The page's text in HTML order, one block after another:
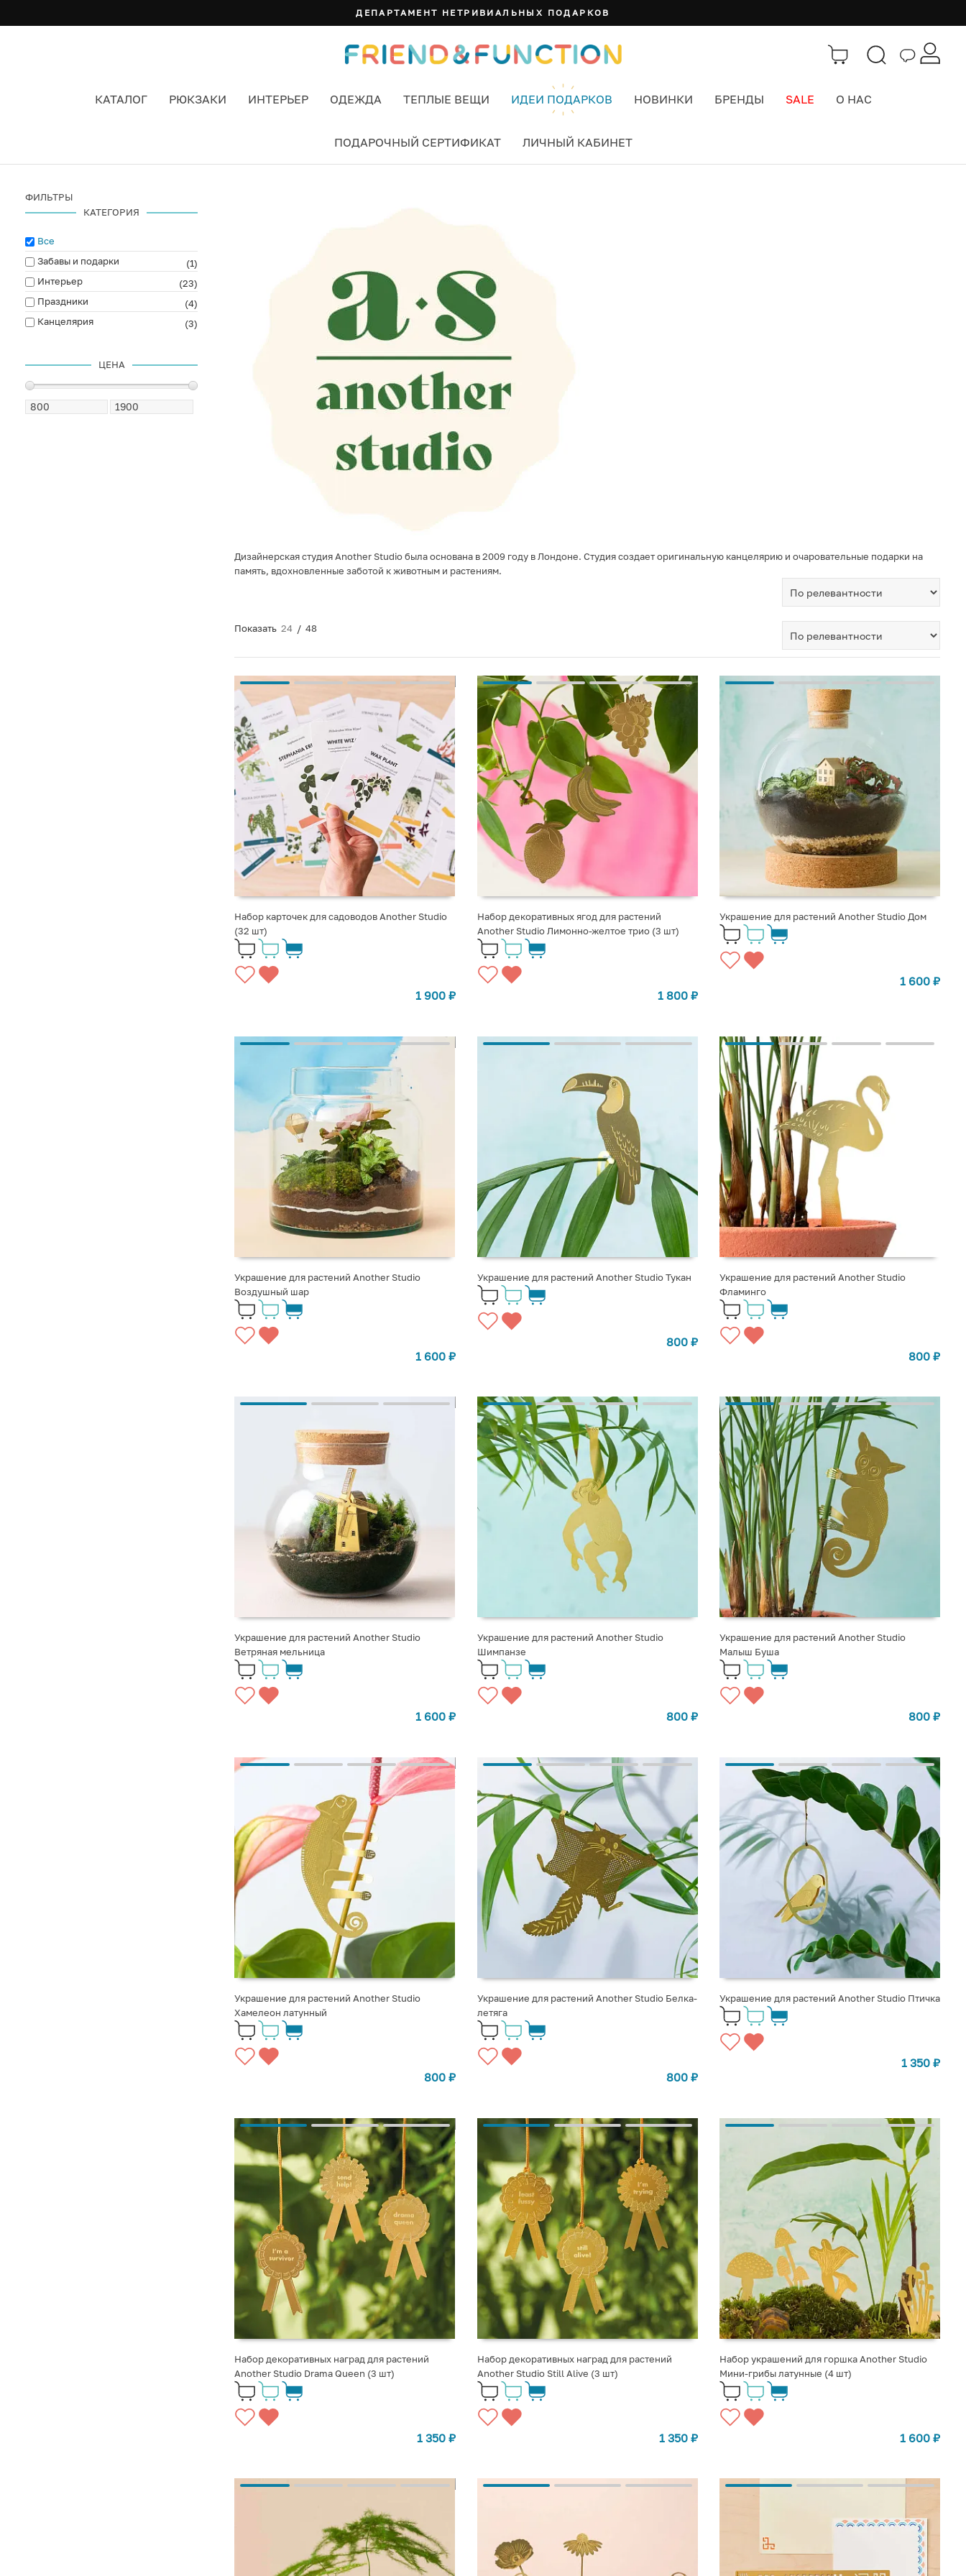
ДЕПАРТАМЕНТ НЕТРИВИАЛЬНЫХ ПОДАРКОВ
КАТАЛОГ РЮКЗАКИ ИНТЕРЬЕР ОДЕЖДА ТЕПЛЫЕ ВЕЩИ ИДЕИ ПОДАРКОВ НОВИНКИ БРЕНДЫ SALE О НАС
ПОДАРОЧНЫЙ СЕРТИФИКАТ ЛИЧНЫЙ КАБИНЕТ
ФИЛЬТРЫ
КАТЕГОРИЯ
Все
Забавы и подарки
(1)
Интерьер
(23)
Праздники
(4)
Канцелярия
(3)
ЦЕНА
Дизайнерская студия Another Studio была основана в 2009 году в Лондоне. Студия создает оригинальную канцелярию и очаровательные подарки на
память, вдохновленные заботой к животным и растениям.
Показать 24 / 48
Набор карточек для садоводов Another Studio
(32 шт)
1 900 ₽
Набор декоративных ягод для растений
Another Studio Лимонно-желтое трио (3 шт)
1 800 ₽
Украшение для растений Another Studio Дом
1 600 ₽
Украшение для растений Another Studio
Воздушный шар
1 600 ₽
Украшение для растений Another Studio Тукан
800 ₽
Украшение для растений Another Studio
Фламинго
800 ₽
Украшение для растений Another Studio
Ветряная мельница
1 600 ₽
Украшение для растений Another Studio
Шимпанзе
800 ₽
Украшение для растений Another Studio
Малыш Буша
800 ₽
Украшение для растений Another Studio
Хамелеон латунный
800 ₽
Украшение для растений Another Studio Белка-
летяга
800 ₽
Украшение для растений Another Studio Птичка
1 350 ₽
Набор декоративных наград для растений
Another Studio Drama Queen (3 шт)
1 350 ₽
Набор декоративных наград для растений
Another Studio Still Alive (3 шт)
1 350 ₽
Набор украшений для горшка Another Studio
Мини-грибы латунные (4 шт)
1 600 ₽